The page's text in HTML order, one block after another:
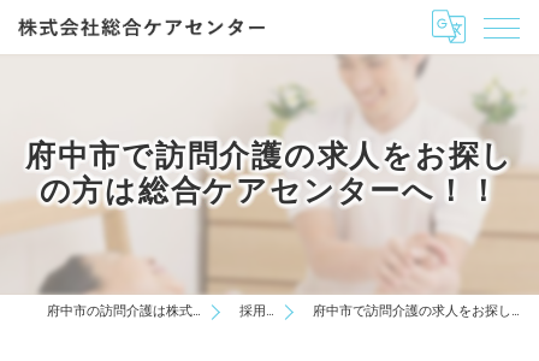
府中市で訪問介護の求人をお探し
の方は総合ケアセンターへ！！
府中市の訪問介護は株式会社総合ケアセンター 採用ブログ 府中市で訪問介護の求人をお探しの方は総合ケアセンターへ！！